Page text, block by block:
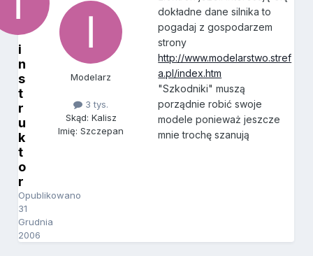
i
n
s
t
r
u
k
t
o
r
Opublikowano
31
Grudnia
2006
Modelarz
3 tys.
Skąd: Kalisz
Imię: Szczepan
dokładne dane silnika to
pogadaj z gospodarzem
strony
http://www.modelarstwo.stref
a.pl/index.htm
"Szkodniki" muszą
porządnie robić swoje
modele ponieważ jeszcze
mnie trochę szanują